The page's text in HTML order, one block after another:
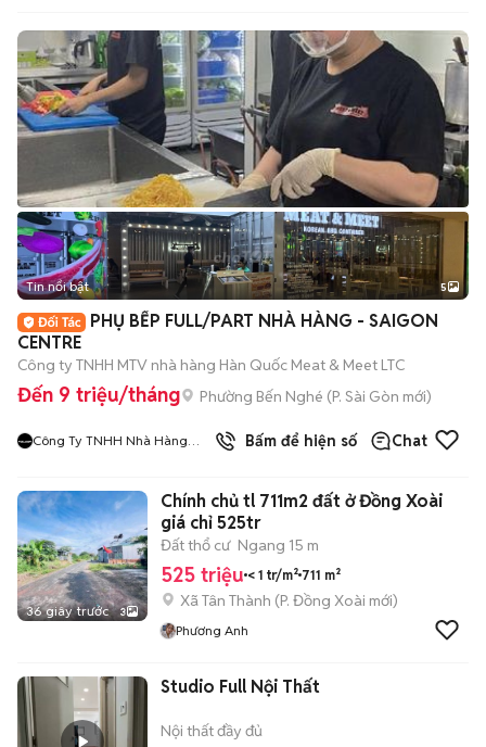
Tin nổi bật 5
PHỤ BẾP FULL/PART NHÀ HÀNG - SAIGON
CENTRE
Công ty TNHH MTV nhà hàng Hàn Quốc Meat & Meet LTC
Đến 9 triệu/tháng Phường Bến Nghé (P. Sài Gòn mới)
Công Ty TNHH Nhà Hàng
9đã bán
Bấm để hiện số Chat
36 giây trước 3
Chính chủ tl 711m2 đất ở Đồng Xoài
giá chỉ 525tr
Đất thổ cư Ngang 15 m
525 triệu < 1 tr/m² 711 m²
Xã Tân Thành (P. Đồng Xoài mới)
Phương Anh
Studio Full Nội Thất
Nội thất đầy đủ